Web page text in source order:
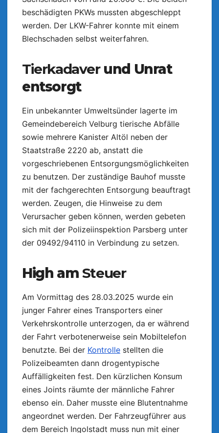
beschädigten PKWs mussten abgeschleppt
werden. Der LKW-Fahrer konnte mit einem
Blechschaden selbst weiterfahren.
Tierkadaverund Unrat
entsorgt
Ein unbekannter Umweltsünder lagerte im
Gemeindebereich Velburg tierische Abfälle
sowie mehrere Kanister Altöl neben der
Staatstraße 2220 ab, anstatt die
vorgeschriebenen Entsorgungsmöglichkeiten
zu benutzen. Der zuständige Bauhof musste
mit der fachgerechten Entsorgung beauftragt
werden. Zeugen, die Hinweise zu dem
Verursacher geben können, werden gebeten
sich mit der Polizeiinspektion Parsberg unter
der 09492/94110 in Verbindung zu setzen.
High am Steuer
Am Vormittag des 28.03.2025 wurde ein
junger Fahrer eines Transporters einer
Verkehrskontrolle unterzogen, da er während
der Fahrt verbotenerweise sein Mobiltelefon
benutzte. Bei der Kontrolle stellten die
Polizeibeamten dann drogentypische
Auffälligkeiten fest. Den kürzlichen Konsum
eines Joints räumte der männliche Fahrer
ebenso ein. Daher musste eine Blutentnahme
angeordnet werden. Der Fahrzeugführer aus
dem Bereich Ingolstadt muss nun mit einer